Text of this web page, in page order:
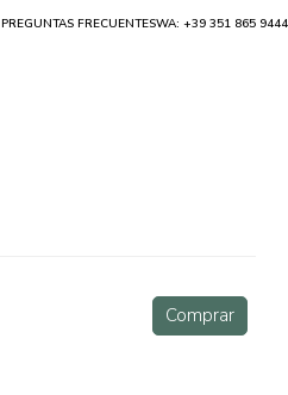
Comprar
PREGUNTAS FRECUENTESWA: +39 351 865 9444